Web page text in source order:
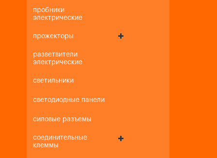
пробники
электрические
прожекторы
разветвители
электрические
светильники
светодиодные панели
силовые разъемы
соединительные
клеммы